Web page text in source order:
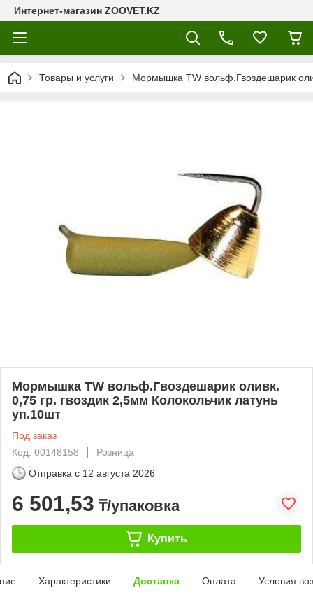
Интернет-магазин ZOOVET.KZ
Товары и услуги Мормышка TW вольф.Гвоздешарик
Мормышка TW вольф.Гвоздешарик оливк.
0,75 гр. гвоздик 2,5мм Колокольчик латунь
уп.10шт
Под заказ
Код: 00148158
Розница
Отправка с 12 августа 2026
6 501,53 ₸/упаковка
Купить
Характеристики Доставка Оплата Условия